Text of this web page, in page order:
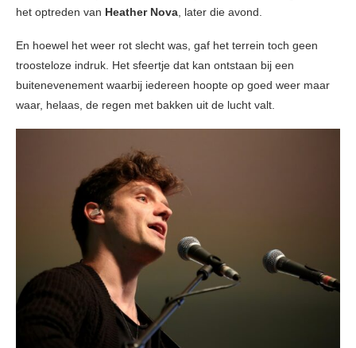
het optreden van Heather Nova, later die avond.
En hoewel het weer rot slecht was, gaf het terrein toch geen
troosteloze indruk. Het sfeertje dat kan ontstaan bij een
buitenevenement waarbij iedereen hoopte op goed weer maar
waar, helaas, de regen met bakken uit de lucht valt.